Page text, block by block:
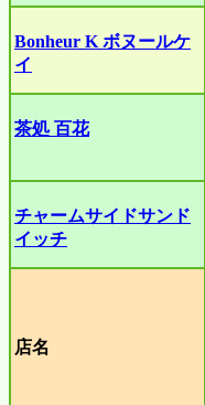
Bonheur K ボヌールケ
イ
茶処 百花
チャームサイドサンド
イッチ
店名